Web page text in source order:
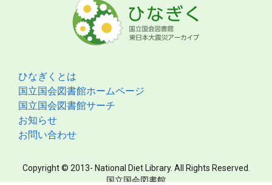
ひなぎくとは
国立国会図書館ホームページ
国立国会図書館サーチ
お知らせ
お問い合わせ
Copyright © 2013- National Diet Library. All Rights Reserved.